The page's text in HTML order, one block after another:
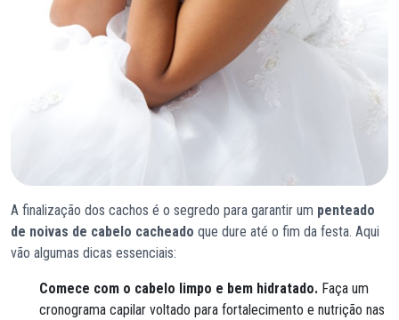
A finalização dos cachos é o segredo para garantir um penteado
de noivas de cabelo cacheado que dure até o fim da festa. Aqui
vão algumas dicas essenciais:
Comece com o cabelo limpo e bem hidratado. Faça um
cronograma capilar voltado para fortalecimento e nutrição nas